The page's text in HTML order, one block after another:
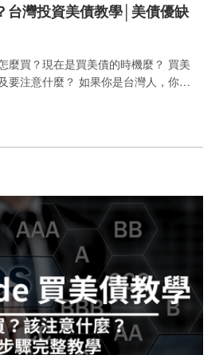
台灣投資美債教學│美債優缺
麼買？現在是買美債的時機麼？ 買美
要注意什麼？ 如果你是台灣人，你可
解說。 目錄 債券是什麼，買美債的好